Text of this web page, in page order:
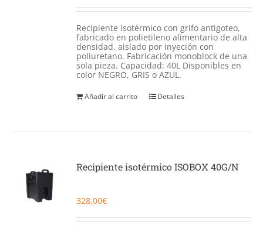
Recipiente isotérmico con grifo antigoteo,
fabricado en polietileno alimentario de alta
densidad, aislado por inyeción con
poliuretano. Fabricación monoblock de una
sola pieza. Capacidad: 40L Disponibles en
color NEGRO, GRIS o AZUL.
Añadir al carrito Detalles
Recipiente isotérmico ISOBOX 40G/N
328,00€